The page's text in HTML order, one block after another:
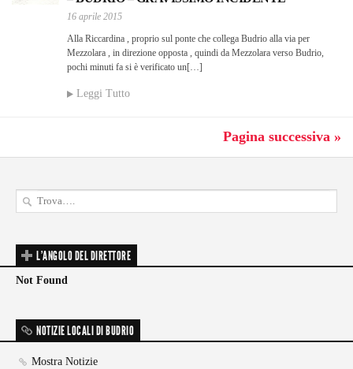
16 aprile 2015
Alla Riccardina , proprio sul ponte che collega Budrio alla via per
Mezzolara , in direzione opposta , quindi da Mezzolara verso Budrio,
pochi minuti fa si è verificato un[…]
Leggi Tutto
Pagina successiva »
L'ANGOLO DEL DIRETTORE
Not Found
NOTIZIE LOCALI DI BUDRIO
Mostra Notizie